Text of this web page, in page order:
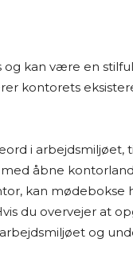
kan være en
kontorets
i
åbne
kan
du overvejer at
og